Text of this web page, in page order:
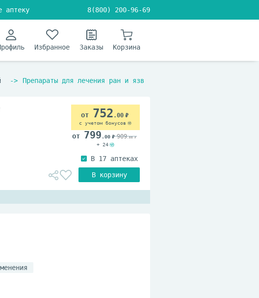
8(800) 200-96-69
Избранное Заказы Корзина
Препараты для лечения ран и язв
752 .00
с учетом бонусов
799 .00 909.00
+ 24